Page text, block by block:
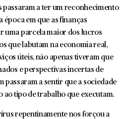
passaram a ter um reconhecimento
época em que as finanças
uma parcela maior dos lucros
que labutam na economia real,
úteis, não apenas tiveram que
e perspectivas incertas de
passaram a sentir que a sociedade
ao tipo de trabalho que executam.
repentinamente nos forçou a